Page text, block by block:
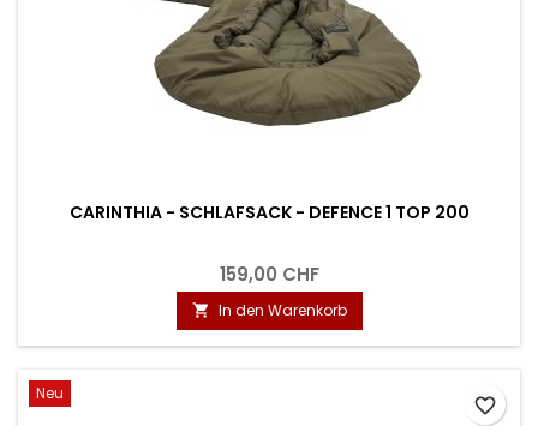
CARINTHIA - SCHLAFSACK - DEFENCE 1 TOP 200
159,00 CHF
 In den Warenkorb
Neu
favorite_border